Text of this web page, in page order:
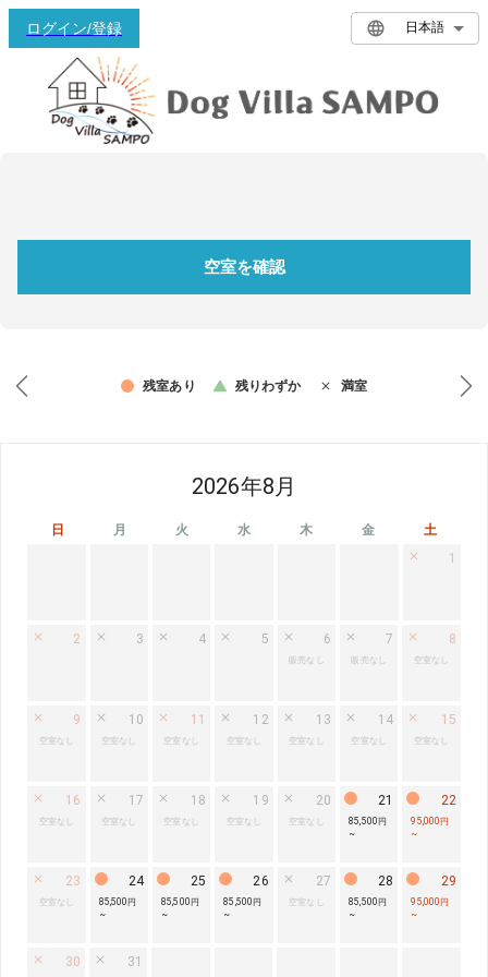
ログイン/登録 日本語
空室を確認
残室あり 残りわずか 満室
2026年8月
日 月 火 水 木 金
土
1
2 3 4 5 6
販売なし
7
販売なし
8
空室なし
9
空室なし
10
空室なし
11
空室なし
12
空室なし
13
空室なし
14
空室なし
15
空室なし
16
空室なし
17
空室なし
18
空室なし
19
空室なし
20
空室なし
21
85,500円
~
22
95,000円
~
23
空室なし
24
85,500円
~
25
85,500円
~
26
85,500円
~
27
空室なし
28
85,500円
~
29
95,000円
~
30 31